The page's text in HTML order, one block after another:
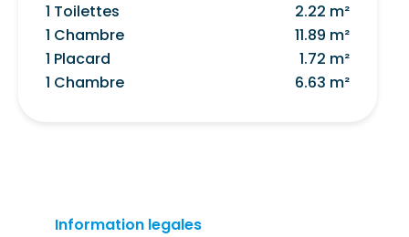
1 Toilettes
2.22 m²
1 Chambre
11.89 m²
1 Placard
1.72 m²
1 Chambre
6.63 m²
Information legales